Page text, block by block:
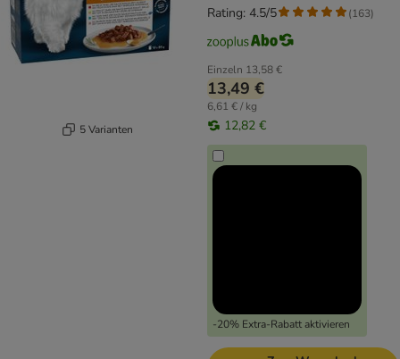
5 Varianten
Einzeln 13,58 €
13,49 €
6,61 € / kg
12,82 €
-20% Extra-Rabatt aktivieren
Rating: 4.5/5 (163)